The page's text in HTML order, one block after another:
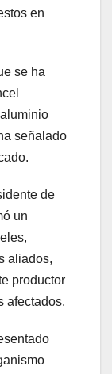
en
se ha
señalado
de
un
aliados,
productor
afectados.